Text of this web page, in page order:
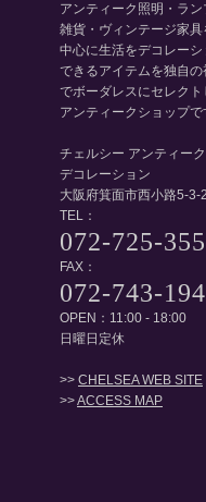
アンティーク照明・ラン
雑貨・ヴィンテージ家具
中心に生活をデコレーシ
できるアイテムを独自の
でボーダレスにセレクト
アンティークショップで
チェルシー アンティー
デコレーション
大阪府箕面市西小路5-3-
TEL：
072-725-
FAX：
072-743-
OPEN：11:00 - 18:00
日曜日定休
>> CHELSEA WEB SITE
>>ACCESS MAP